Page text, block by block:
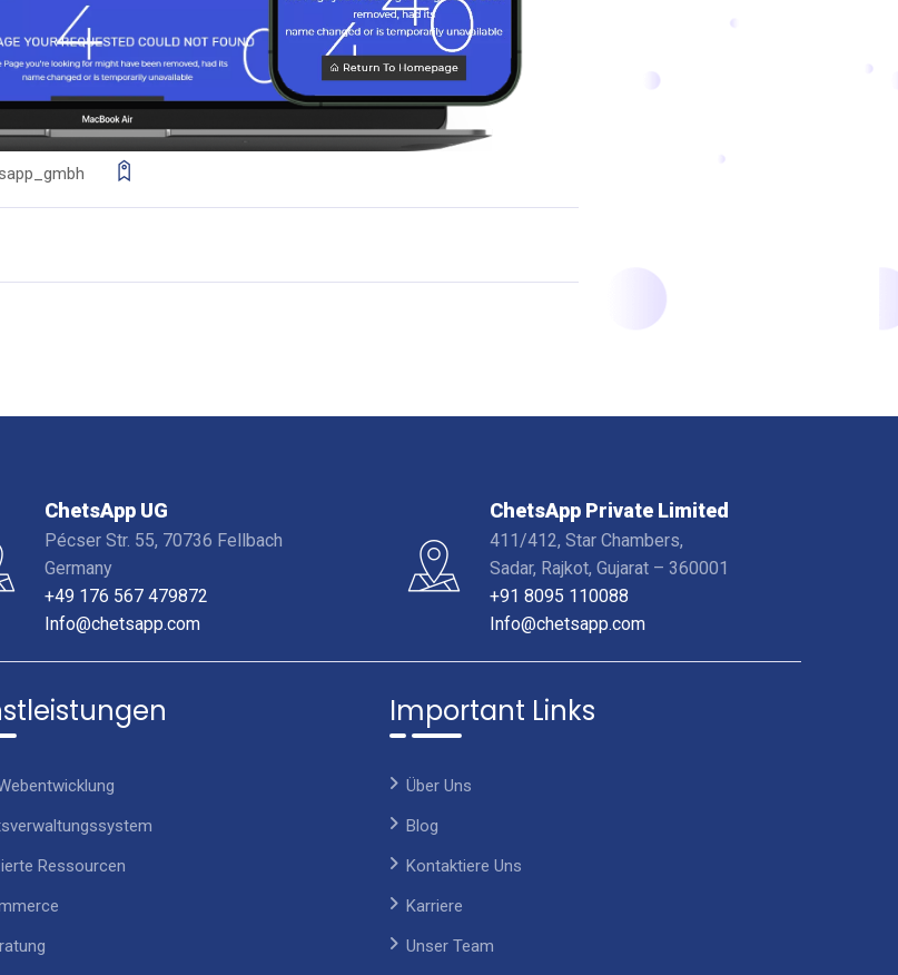
ChetsApp UG
Pécser Str. 55, 70736 Fellbach
Germany
+49 176 567 479872
Info@chetsapp.com
ChetsApp Private Limited
411/412, Star Chambers,
Sadar, Rajkot, Gujarat – 360001
+91 8095 110088
Info@chetsapp.com
Ressourcen
Important Links
Über Uns
Blog
Kontaktiere Uns
Karriere
Unser Team